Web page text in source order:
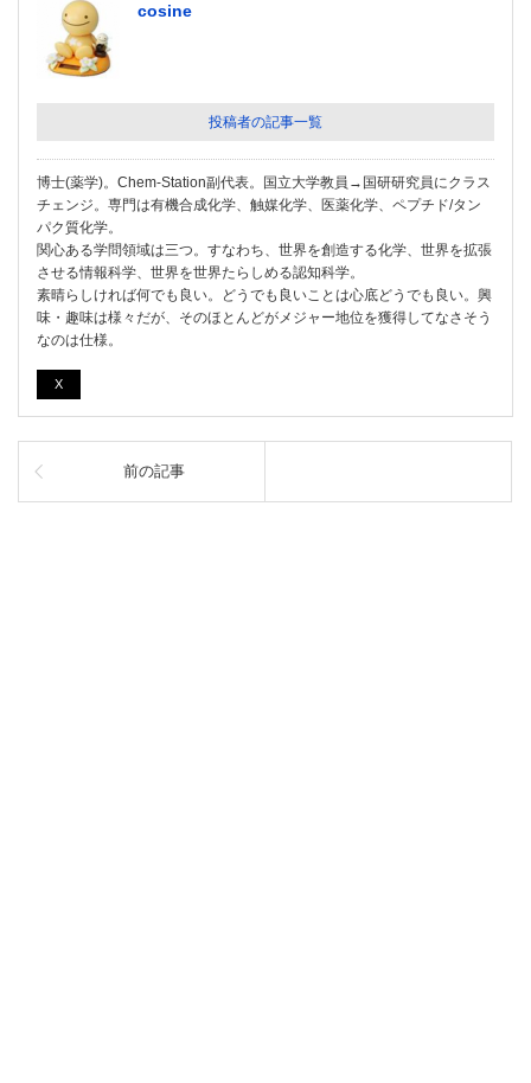
cosine
投稿者の記事一覧
博士(薬学)。Chem-Station副代表。国立大学教員→国研研究員にクラス
チェンジ。専門は有機合成化学、触媒化学、医薬化学、ペプチド/タン
パク質化学。
関心ある学問領域は三つ。すなわち、世界を創造する化学、世界を拡張
させる情報科学、世界を世界たらしめる認知科学。
素晴らしければ何でも良い。どうでも良いことは心底どうでも良い。興
味・趣味は様々だが、そのほとんどがメジャー地位を獲得してなさそう
なのは仕様。
X
前の記事